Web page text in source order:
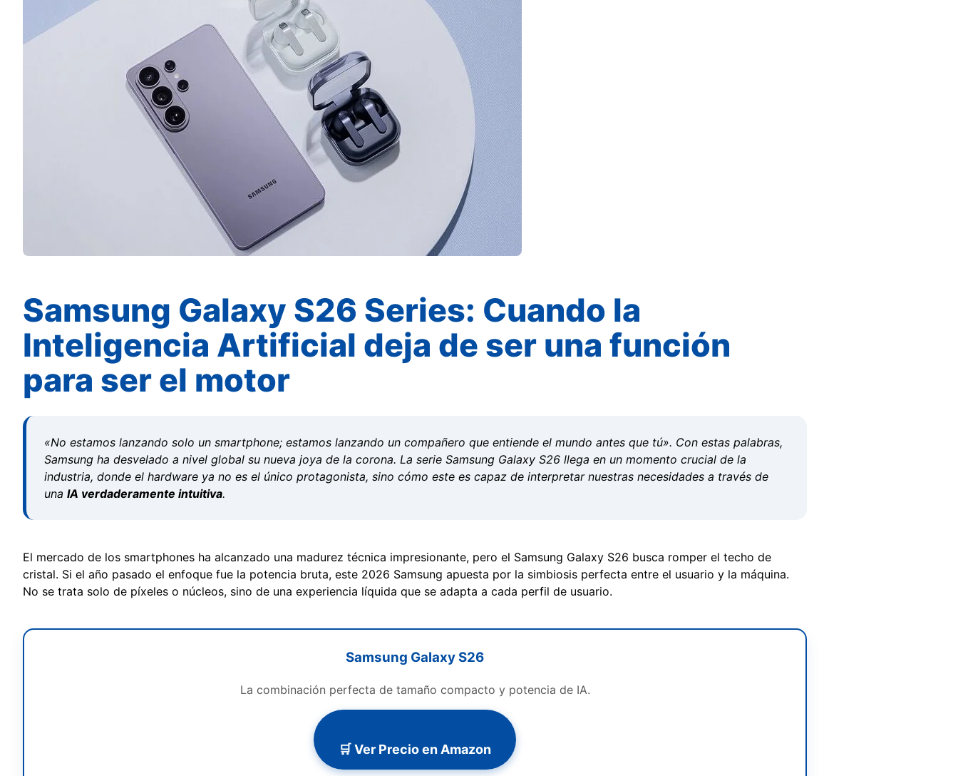
Samsung Galaxy S26 Series: Cuando la
Inteligencia Artificial deja de ser una función
para ser el motor
«No estamos lanzando solo un smartphone; estamos lanzando un compañero que entiende el mundo antes que tú». Con estas palabras,
Samsung ha desvelado a nivel global su nueva joya de la corona. La serie Samsung Galaxy S26 llega en un momento crucial de la
industria, donde el hardware ya no es el único protagonista, sino cómo este es capaz de interpretar nuestras necesidades a través de
una IA verdaderamente intuitiva.
El mercado de los smartphones ha alcanzado una madurez técnica impresionante, pero el Samsung Galaxy S26 busca romper el techo de
cristal. Si el año pasado el enfoque fue la potencia bruta, este 2026 Samsung apuesta por la simbiosis perfecta entre el usuario y la máquina.
No se trata solo de píxeles o núcleos, sino de una experiencia líquida que se adapta a cada perfil de usuario.
Samsung Galaxy S26
La combinación perfecta de tamaño compacto y potencia de IA.
🛒 Ver Precio en Amazon